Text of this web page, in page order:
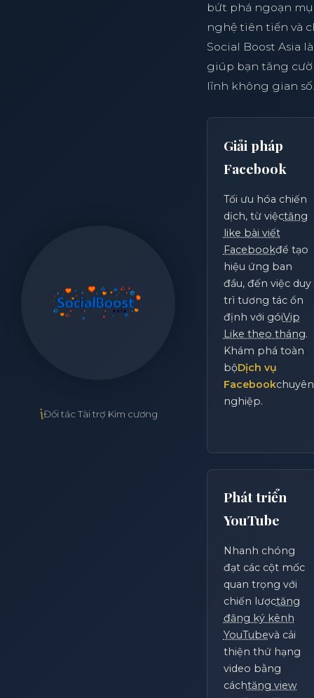
iĐối tác Tài trợ Kim cương
bứt phá ngoạn
nghệ tiên tiến và
Social Boost Asia
giúp bạn tăng
lĩnh không gian số.
Giải pháp
Facebook
Tối ưu hóa chiến
dịch, từ việctăng
like bài viết
Facebookđể tạo
hiệu ứng ban
đầu, đến việc duy
trì tương tác ổn
định với góiVip
Like theo tháng.
Khám phá toàn
bộDịch vụ
Facebookchuyên
nghiệp.
Phát triển
YouTube
Nhanh chóng
đạt các cột mốc
quan trọng với
chiến lượctăng
đăng ký kênh
YouTubevà cải
thiện thứ hạng
video bằng
cáchtăng view